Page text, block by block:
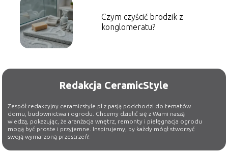
Czym czyścić brodzik z
konglomeratu?
Redakcja CeramicStyle
Zespół redakcyjny ceramicstyle.pl z pasją podchodzi do tematów
domu, budownictwa i ogrodu. Chcemy dzielić się z Wami naszą
wiedzą, pokazując, że aranżacja wnętrz, remonty i pielęgnacja ogrodu
mogą być proste i przyjemne. Inspirujemy, by każdy mógł stworzyć
swoją wymarzoną przestrzeń!